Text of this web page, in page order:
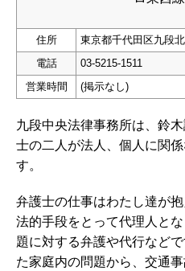
住所
東京都千代田区九段
電話
03-5215-1511
営業時間
(掲示なし)
九段中央法律事務所は、鈴
士の二人が法人、個人に関
す。
弁護士の仕事はわたし達が
法的手段をとって代理人と
題に対する弁護や代行など
た家庭内の問題から、交通